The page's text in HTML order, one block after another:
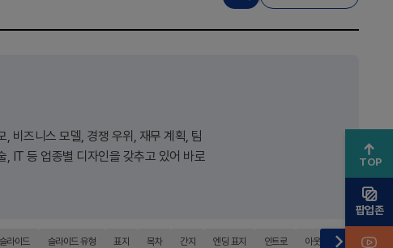
비즈니스 모델, 경쟁 우위, 재무 계획, 팀
, IT 등 업종별 디자인을 갖추고 있어 바로
라이드 슬라이드 유형 표지 목차 간지 엔딩 표지 인트로 아웃트로 Q&A
TOP
팝업존